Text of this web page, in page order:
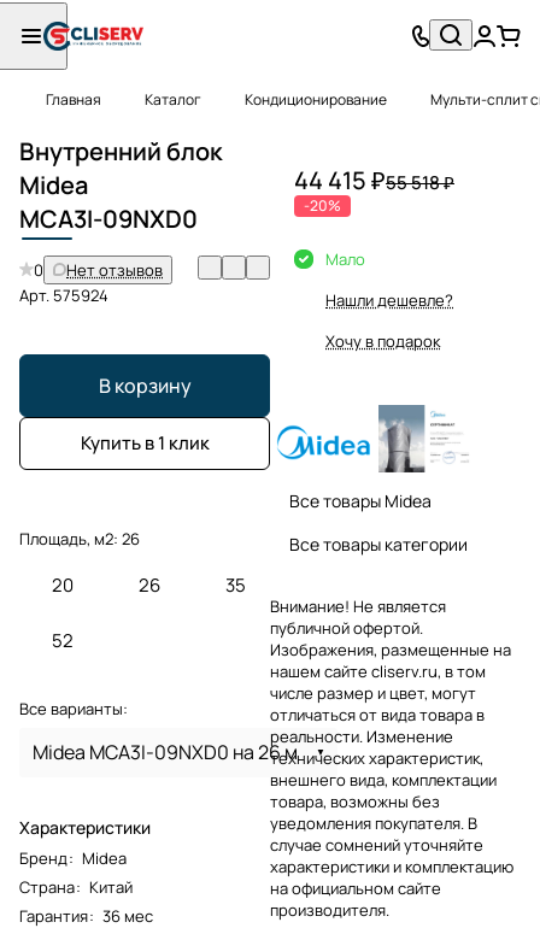
Главная Каталог Кондиционирование Мульти-сплит
Внутренний блок
Midea
MCA3I-09NXD0
0
Нет отзывов
Арт. 575924
В корзину
Купить в 1 клик
Площадь, м2: 26
20 26 35
52
Все варианты:
Midea MCA3I-09NXD0 на 26 м
Характеристики
Бренд: Midea
Страна: Китай
Гарантия: 36 мес
44 415 ₽55 518 ₽
-20%
Мало
Нашли дешевле?
Хочу в подарок
Все товары Midea
Все товары категории
Внимание! Не является
публичной офертой.
Изображения, размещенные на
нашем сайте cliserv.ru, в том
числе размер и цвет, могут
отличаться от вида товара в
реальности. Изменение
технических характеристик,
внешнего вида, комплектации
товара, возможны без
уведомления покупателя. В
случае сомнений уточняйте
характеристики и комплектацию
на официальном сайте
производителя.